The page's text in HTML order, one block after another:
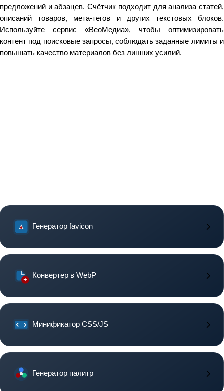
предложений и абзацев. Счётчик подходит для анализа статей,
описаний товаров, мета‑тегов и других текстовых блоков.
Используйте сервис «ВеоМедиа», чтобы оптимизировать
контент под поисковые запросы, соблюдать заданные лимиты и
повышать качество материалов без лишних усилий.
Генератор favicon
Конвертер в WebP
Минификатор CSS/JS
Генератор палитр